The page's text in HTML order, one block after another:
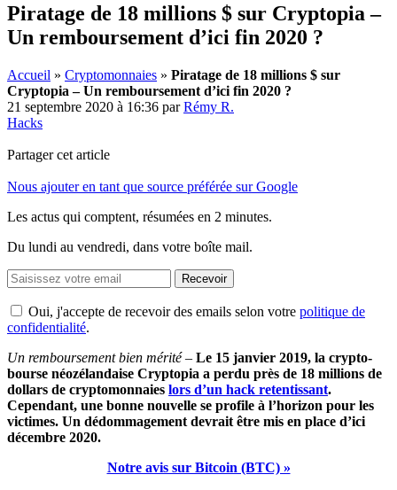
Piratage de 18 millions $ sur Cryptopia –
Un remboursement d’ici fin 2020 ?
Accueil » Cryptomonnaies » Piratage de 18 millions $ sur
Cryptopia – Un remboursement d’ici fin 2020 ?
21 septembre 2020 à 16:36 parRémy R.
Hacks
Partager cet article
Nous ajouter en tant que source préférée sur Google
Les actus qui comptent, résumées en 2 minutes.
Du lundi au vendredi, dans votre boîte mail.
Recevoir
Oui, j'accepte de recevoir des emails selon votre politique de
confidentialité.
Un remboursement bien mérité – Le 15 janvier 2019, la crypto-
bourse néozélandaise Cryptopia a perdu près de 18 millions de
dollars de cryptomonnaies lors d’un hack retentissant.
Cependant, une bonne nouvelle se profile à l’horizon pour les
victimes. Un dédommagement devrait être mis en place d’ici
décembre 2020.
Notre avis sur Bitcoin (BTC) »